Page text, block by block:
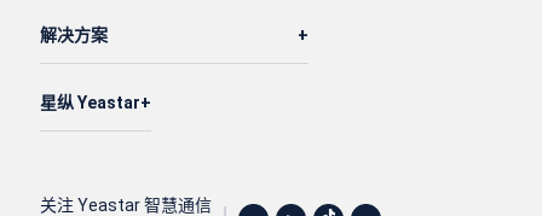
解决方案
星纵 Yeastar
关注 Yeastar 智慧通信